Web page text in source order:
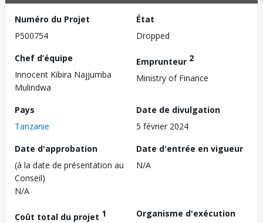
Numéro du Projet
P500754
État
Dropped
Chef d’équipe
Innocent Kibira Najjumba
Mulindwa
Emprunteur 2
Ministry of Finance
Pays
Tanzanie
Date de divulgation
5 février 2024
Date d'approbation
(à la date de présentation au
Conseil)
N/A
Date d'entrée en vigueur
N/A
Coût total du projet 1
Organisme d'exécution